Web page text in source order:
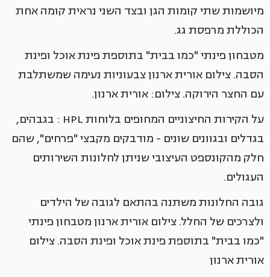
מיושמות שתי קומות הגן ובצד השני נראית קומה אחת
הכוללת מרפסת גג.
מטבחון פינתי "כמו בבית" בתוספת פינת אוכל ופינת
הסבה. צילום אורית ארנון צבעוניות נעימה שמשתלבת
עם החצר הירוקה. צילום: אורית ארנון.
על הקירות החיצוניים המחופים בלוחות HPL : בגבהים,
בגדלים ובגוונים שונים - מודבקים מקבצי "פרחים", שהם
חלק מהקונספט העיצובי שניתן לחלונות השירותים
העגולים.
גובה החלונות משתנה בהתאם לגובה של הילדים
ולצרכים של החלל. צילום אורית ארנון מטבחון פינתי
"כמו בבית" בתוספת פינת אוכל ופינת הסבה. צילום
אורית ארנון